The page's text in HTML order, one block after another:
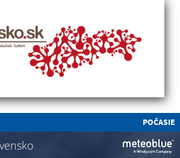
POČASIE